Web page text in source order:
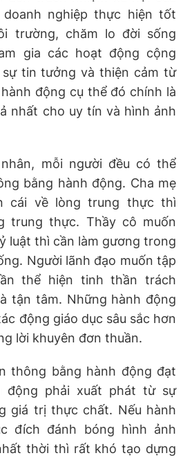
nghiệp thực hiện tốt
trường, chăm lo đời sống
gia các hoạt động cộng
tin tưởng và thiện cảm từ
động cụ thể đó chính là
nhất cho uy tín và hình ảnh
mỗi người đều có thể
bằng hành động. Cha mẹ
cái về lòng trung thực thì
trung thực. Thầy cô muốn
luật thì cần làm gương trong
Người lãnh đạo muốn tập
thể hiện tinh thần trách
tận tâm. Những hành động
động giáo dục sâu sắc hơn
lời khuyên đơn thuần.
thông bằng hành động đạt
động phải xuất phát từ sự
giá trị thực chất. Nếu hành
đích đánh bóng hình ảnh
thời thì rất khó tạo dựng